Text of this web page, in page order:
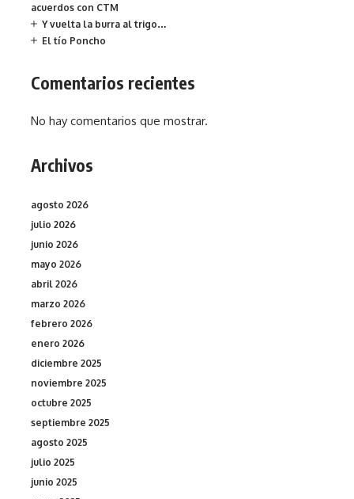
acuerdos con CTM
Y vuelta la burra al trigo…
El tío Poncho
Comentarios recientes
No hay comentarios que mostrar.
Archivos
agosto 2026
julio 2026
junio 2026
mayo 2026
abril 2026
marzo 2026
febrero 2026
enero 2026
diciembre 2025
noviembre 2025
octubre 2025
septiembre 2025
agosto 2025
julio 2025
junio 2025